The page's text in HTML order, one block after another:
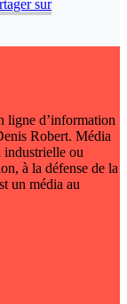
sur
ligne d’information
Robert. Média
industrielle ou
à la défense de la
un média au